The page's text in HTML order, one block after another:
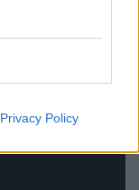
Privacy Policy